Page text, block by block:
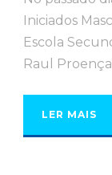
Iniciados
Escola
Raul
LER MAIS